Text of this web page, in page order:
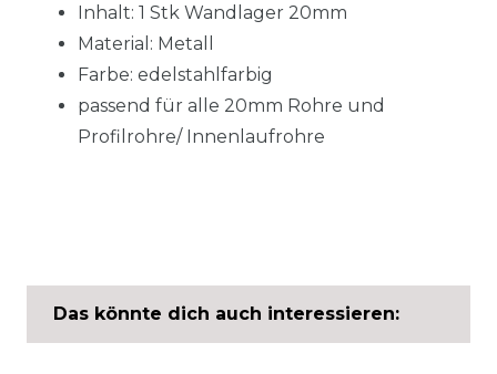
Inhalt: 1 Stk Wandlager 20mm
Material: Metall
Farbe: edelstahlfarbig
passend für alle 20mm Rohre und
Profilrohre/ Innenlaufrohre
Das könnte dich auch interessieren: